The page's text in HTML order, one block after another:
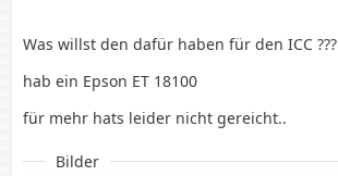
Was willst den dafür haben für den ICC ???
hab ein Epson ET 18100
für mehr hats leider nicht gereicht..
Bilder